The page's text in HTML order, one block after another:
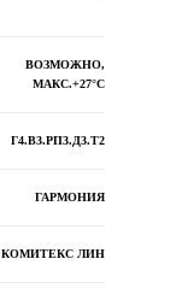
ВОЗМОЖНО,
МАКС.+27°С
Г4.В3.РП3.Д3.Т2
ГАРМОНИЯ
КОМИТЕКС ЛИН